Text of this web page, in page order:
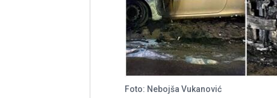
Foto: Nebojša Vukanović